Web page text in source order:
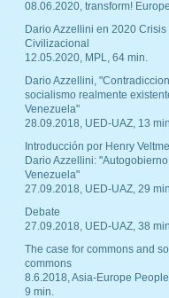
08.06.2020, transform!
Dario Azzellini en 2020 Crisis
Civilizacional
12.05.2020, MPL, 64 min.
Dario Azzellini,
socialismo realmente
Venezuela"
28.09.2018, UED-UAZ, 13
Introducción por Henry
Dario Azzellini:
Venezuela"
27.09.2018, UED-UAZ, 29
Debate
27.09.2018, UED-UAZ, 38
The case for commons and
commons
8.6.2018, Asia-Europe
9 min.